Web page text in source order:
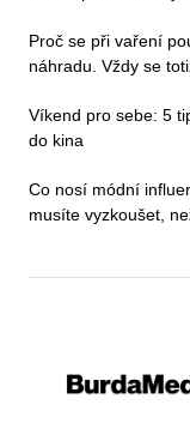
Proč se při vaření
náhradu. Vždy se
Víkend pro sebe: 5
do kina
Co nosí módní
musíte vyzkoušet,